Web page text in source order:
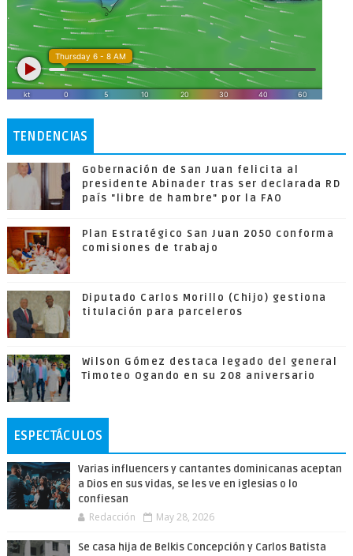
TENDENCIAS
Gobernación de San Juan felicita al
presidente Abinader tras ser declarada RD
país "libre de hambre" por la FAO
Plan Estratégico San Juan 2050 conforma
comisiones de trabajo
Diputado Carlos Morillo (Chijo) gestiona
titulación para parceleros
Wilson Gómez destaca legado del general
Timoteo Ogando en su 208 aniversario
ESPECTÁCULOS
Varias influencers y cantantes dominicanas aceptan
a Dios en sus vidas, se les ve en iglesias o lo
confiesan
Redacción May 28, 2026
Se casa hija de Belkis Concepción y Carlos Batista